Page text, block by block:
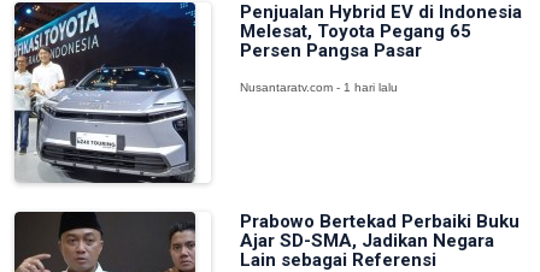
Penjualan Hybrid EV di Indonesia
Melesat, Toyota Pegang 65
Persen Pangsa Pasar
Nusantaratv.com - 1 hari lalu
Prabowo Bertekad Perbaiki Buku
Ajar SD-SMA, Jadikan Negara
Lain sebagai Referensi